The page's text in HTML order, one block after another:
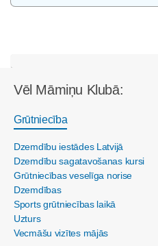
Vēl Māmiņu Klubā:
Grūtniecība
Dzemdību iestādes Latvijā
Dzemdību sagatavošanas kursi
Grūtniecības veselīga norise
Dzemdības
Sports grūtniecības laikā
Uzturs
Vecmāšu vizītes mājās